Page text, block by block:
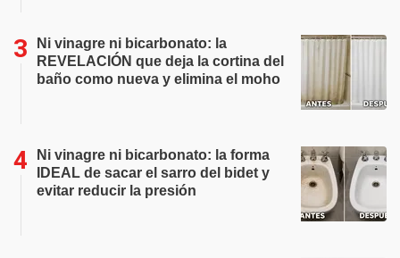
Ni vinagre ni bicarbonato: la
REVELACIÓN que deja la cortina del
baño como nueva y elimina el moho
Ni vinagre ni bicarbonato: la forma
IDEAL de sacar el sarro del bidet y
evitar reducir la presión